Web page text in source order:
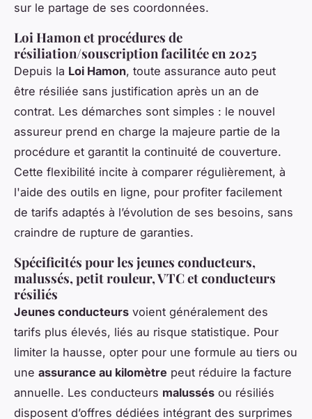
sur le partage de ses coordonnées.
Loi Hamon et procédures de
résiliation/souscription facilitée en 2025
Depuis la Loi Hamon, toute assurance auto peut
être résiliée sans justification après un an de
contrat. Les démarches sont simples : le nouvel
assureur prend en charge la majeure partie de la
procédure et garantit la continuité de couverture.
Cette flexibilité incite à comparer régulièrement, à
l'aide des outils en ligne, pour profiter facilement
de tarifs adaptés à l’évolution de ses besoins, sans
craindre de rupture de garanties.
Spécificités pour les jeunes conducteurs,
malussés, petit rouleur, VTC et conducteurs
résiliés
Jeunes conducteurs voient généralement des
tarifs plus élevés, liés au risque statistique. Pour
limiter la hausse, opter pour une formule au tiers ou
une assurance au kilomètre peut réduire la facture
annuelle. Les conducteurs malussés ou résiliés
disposent d’offres dédiées intégrant des surprimes